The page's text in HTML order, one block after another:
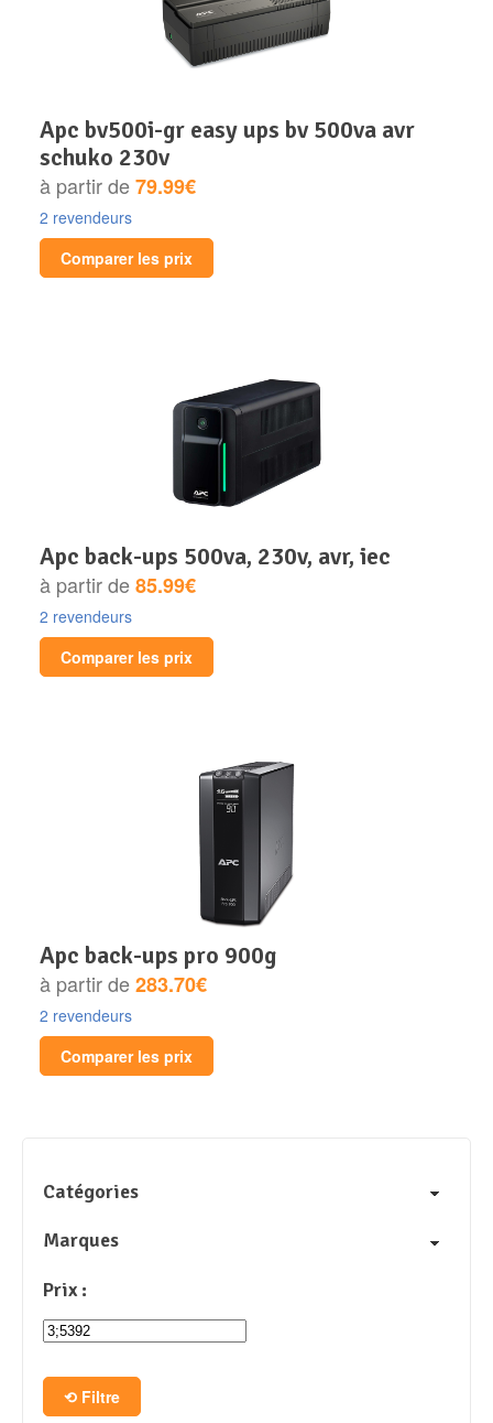
apc bv500i-gr easy ups bv 500va avr
schuko 230v
à partir de79.99€
2 revendeurs
Comparer les prix
apc back-ups 500va, 230v, avr, iec
à partir de85.99€
2 revendeurs
Comparer les prix
apc back-ups pro 900g
à partir de283.70€
2 revendeurs
Comparer les prix
Catégories
Marques
Prix :
Filtre